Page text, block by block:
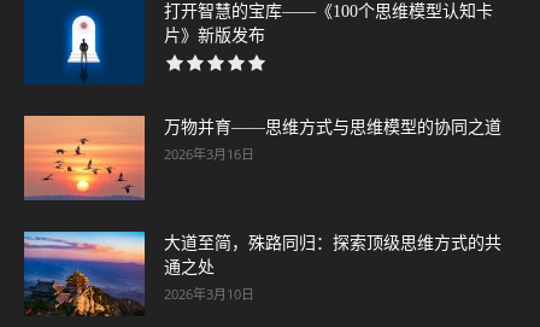
打开智慧的宝库——《100个思维模型认知卡
片》新版发布
万物并育——思维方式与思维模型的协同之道
2026年3月16日
大道至简，殊路同归：探索顶级思维方式的共
通之处
2026年3月10日